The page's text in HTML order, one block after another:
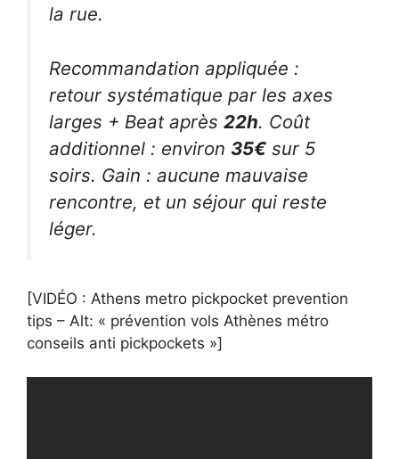
la rue.
Recommandation appliquée :
retour systématique par les axes
larges + Beat après 22h. Coût
additionnel : environ 35€ sur 5
soirs. Gain : aucune mauvaise
rencontre, et un séjour qui reste
léger.
[VIDÉO : Athens metro pickpocket prevention
tips – Alt: « prévention vols Athènes métro
conseils anti pickpockets »]